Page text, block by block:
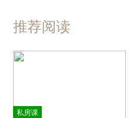
推荐阅读
私房课